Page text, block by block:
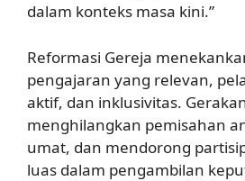
dalam konteks masa kini.”
Reformasi Gereja
pengajaran yang relevan,
aktif, dan inklusivitas.
menghilangkan pemisahan
umat, dan mendorong
luas dalam pengambilan